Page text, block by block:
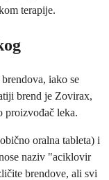
terapije.
iako se
brend je Zovirax,
proizvođač leka.
oralna tableta) i
naziv "aciklovir
brendove, ali svi